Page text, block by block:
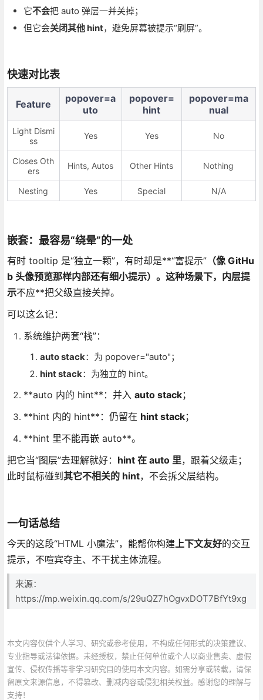
它不会把 auto 弹层一并关掉；
但它会关闭其他 hint，避免屏幕被提示“刷屏”。
快速对比表
Feature
popover=a
uto
popover=
hint
popover=ma
nual
Light Dismi
ss
Yes Yes No
Closes Oth
ers
Hints, Autos Other Hints Nothing
Nesting Yes Special N/A
嵌套：最容易“绕晕”的一处
有时 tooltip 是“独立一颗”，有时却是**“富提示”（像 GitHu
b 头像预览那样内部还有细小提示）。这种场景下，内层提
示不应**把父级直接关掉。
可以这么记：
系统维护两套“栈”：
auto stack：为 popover="auto"；
hint stack：为独立的 hint。
**auto 内的 hint**：并入 auto stack；
**hint 内的 hint**：仍留在 hint stack；
**hint 里不能再嵌 auto**。
把它当“图层”去理解就好： hint 在 auto 里，跟着父级走；
此时鼠标碰到其它不相关的 hint，不会拆父层结构。
一句话总结
今天的这段“HTML 小魔法”，能帮你构建上下文友好的交互
提示，不喧宾夺主、不干扰主体流程。
来源：
https://mp.weixin.qq.com/s/29uQZ7hOgvxDOT7BfYt9xg
本文内容仅供个人学习、研究或参考使用，不构成任何形式的决策建议、
专业指导或法律依据。未经授权，禁止任何单位或个人以商业售卖、虚假
宣传、侵权传播等非学习研究目的使用本文内容。如需分享或转载，请保
留原文来源信息，不得篡改、删减内容或侵犯相关权益。感谢您的理解与
支持！